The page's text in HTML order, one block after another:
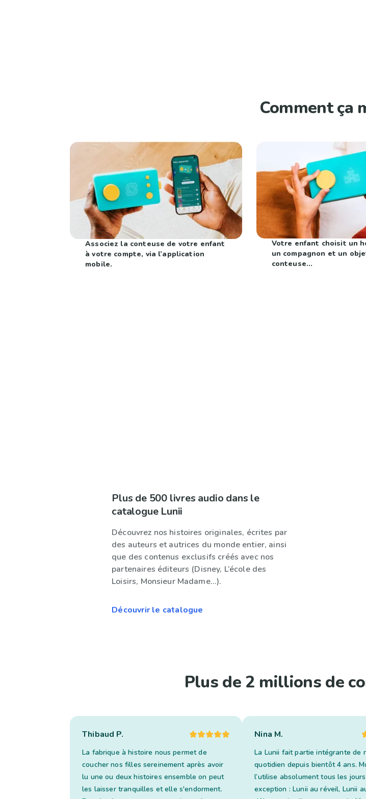
Comment ça
Associez la conteuse de votre enfant
à votre compte, via l’application
mobile.
Votre enfant choisit un
un compagnon et un
conteuse...
Plus de 500 livres audio dans le
catalogue Lunii
Découvrez nos histoires originales, écrites par
des auteurs et autrices du monde entier, ainsi
que des contenus exclusifs créés avec nos
partenaires éditeurs (Disney, L’école des
Loisirs, Monsieur Madame...).
Découvrir le catalogue
Plus de 2 millions de
Thibaud P.
La fabrique à histoire nous permet de
coucher nos filles sereinement après avoir
lu une ou deux histoires ensemble on peut
les laisser tranquilles et elle s'endorment.
Nina M.
La Lunii fait partie intégrante de
quotidien depuis bientôt 4 ans.
l’utilise absolument tous les
exception : Lunii au réveil, Lunii